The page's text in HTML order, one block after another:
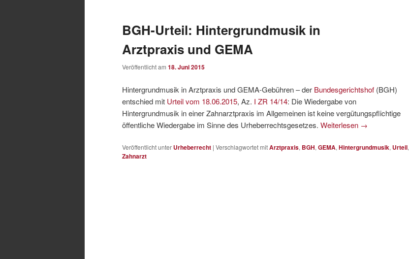
BGH-Urteil: Hintergrundmusik in
Arztpraxis und GEMA
Veröffentlicht am 18. Juni 2015
Hintergrundmusik in Arztpraxis und GEMA-Gebühren – der Bundesgerichtshof (BGH)
entschied mit Urteil vom 18.06.2015, Az. I ZR 14/14: Die Wiedergabe von
Hintergrundmusik in einer Zahnarztpraxis im Allgemeinen ist keine vergütungspflichtige
öffentliche Wiedergabe im Sinne des Urheberrechtsgesetzes. Weiterlesen →
Veröffentlicht unter Urheberrecht | Verschlagwortet mitArztpraxis, BGH, GEMA, Hintergrundmusik, Urteil,
Zahnarzt